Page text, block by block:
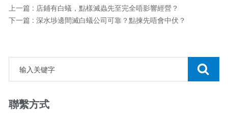
上一篇 : 店鋪有白蟻，點樣滅蟲先至完全唔影響經營？
下一篇 : 深水埗邊間滅白蟻公司可靠？點揀先唔會中伏？
聯繫方式